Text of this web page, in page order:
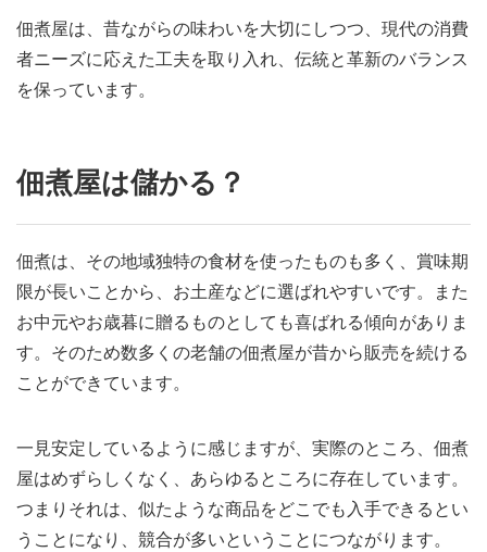
佃煮屋は、昔ながらの味わいを大切にしつつ、現代の消費
者ニーズに応えた工夫を取り入れ、伝統と革新のバランス
を保っています。
佃煮屋は儲かる？
佃煮は、その地域独特の食材を使ったものも多く、賞味期
限が長いことから、お土産などに選ばれやすいです。また
お中元やお歳暮に贈るものとしても喜ばれる傾向がありま
す。そのため数多くの老舗の佃煮屋が昔から販売を続ける
ことができています。
一見安定しているように感じますが、実際のところ、佃煮
屋はめずらしくなく、あらゆるところに存在しています。
つまりそれは、似たような商品をどこでも入手できるとい
うことになり、競合が多いということにつながります。